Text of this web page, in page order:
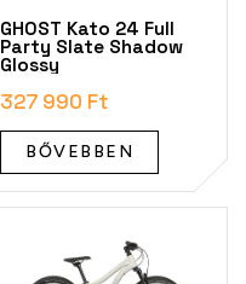
GHOST Kato 24 Full
Party Slate Shadow
Glossy
327 990 Ft
BŐVEBBEN